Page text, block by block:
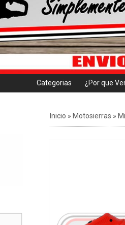
Categorias ¿Por que
Inicio » Motosierras »